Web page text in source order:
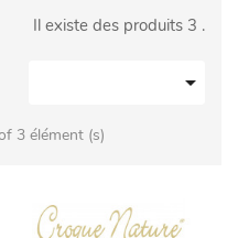
Il existe des produits 3 .

3 élément (s)